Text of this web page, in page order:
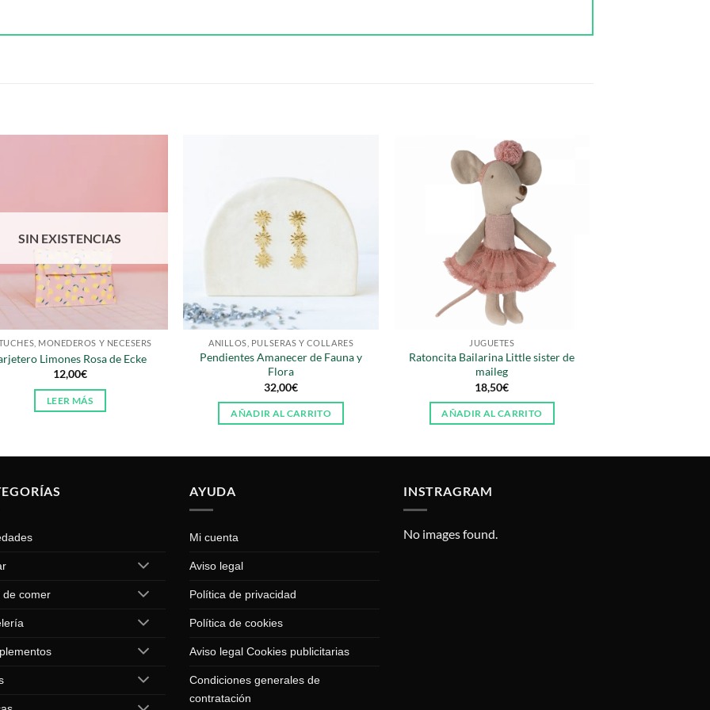
SIN EXISTENCIAS
MONEDEROS Y NECESERS
Limones Rosa de Ecke
12,00€
LEER MÁS
ANILLOS, PULSERAS Y COLLARES
Pendientes Amanecer de Fauna y
Flora
32,00€
AÑADIR AL CARRITO
JUGUETES
Ratoncita Bailarina Little sister de
maileg
18,50€
AÑADIR AL CARRITO
de comer
AYUDA
Mi cuenta
Aviso legal
Política de privacidad
Política de cookies
Aviso legal Cookies publicitarias
Condiciones generales de
contratación
INSTRAGRAM
No images found.